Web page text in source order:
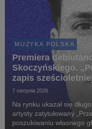
MUZYKA POLSKA
Premiera
Skoczyńskiego.
zapis
7 sierpnia 2026
Na rynku ukazał się
artysty zatytułowany
poszukiwaniu własnego